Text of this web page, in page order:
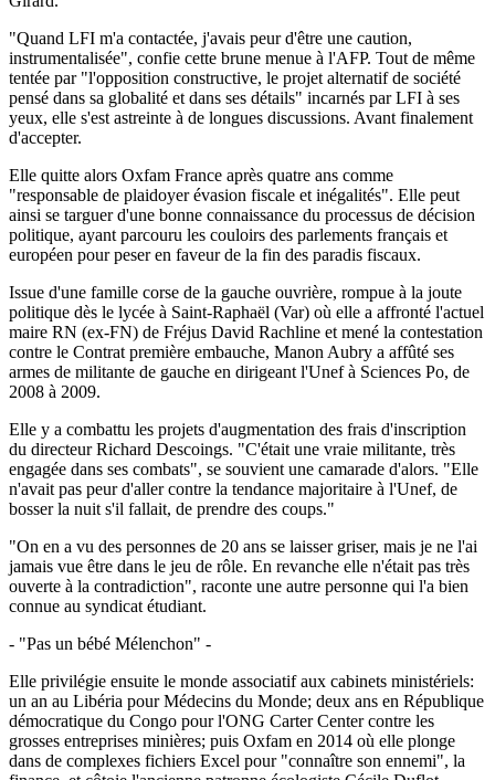
"Quand LFI m'a contactée, j'avais peur d'être une caution,
instrumentalisée", confie cette brune menue à l'AFP. Tout de même
tentée par "l'opposition constructive, le projet alternatif de société
pensé dans sa globalité et dans ses détails" incarnés par LFI à ses
yeux, elle s'est astreinte à de longues discussions. Avant finalement
d'accepter.
Elle quitte alors Oxfam France après quatre ans comme
"responsable de plaidoyer évasion fiscale et inégalités". Elle peut
ainsi se targuer d'une bonne connaissance du processus de décision
politique, ayant parcouru les couloirs des parlements français et
européen pour peser en faveur de la fin des paradis fiscaux.
Issue d'une famille corse de la gauche ouvrière, rompue à la joute
politique dès le lycée à Saint-Raphaël (Var) où elle a affronté l'actuel
maire RN (ex-FN) de Fréjus David Rachline et mené la contestation
contre le Contrat première embauche, Manon Aubry a affûté ses
armes de militante de gauche en dirigeant l'Unef à Sciences Po, de
2008 à 2009.
Elle y a combattu les projets d'augmentation des frais d'inscription
du directeur Richard Descoings. "C'était une vraie militante, très
engagée dans ses combats", se souvient une camarade d'alors. "Elle
n'avait pas peur d'aller contre la tendance majoritaire à l'Unef, de
bosser la nuit s'il fallait, de prendre des coups."
"On en a vu des personnes de 20 ans se laisser griser, mais je ne l'ai
jamais vue être dans le jeu de rôle. En revanche elle n'était pas très
ouverte à la contradiction", raconte une autre personne qui l'a bien
connue au syndicat étudiant.
- "Pas un bébé Mélenchon" -
Elle privilégie ensuite le monde associatif aux cabinets ministériels:
un an au Libéria pour Médecins du Monde; deux ans en République
démocratique du Congo pour l'ONG Carter Center contre les
grosses entreprises minières; puis Oxfam en 2014 où elle plonge
dans de complexes fichiers Excel pour "connaître son ennemi", la